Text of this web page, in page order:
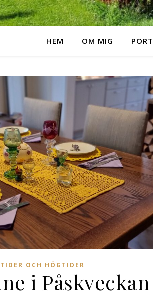
HEM OM MIG
OCH HÖGTIDER
i Påskveckan